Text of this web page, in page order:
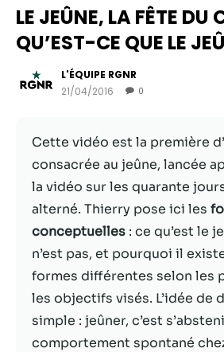
LE JEÛNE, LA FÊTE DU
QU’EST-CE QUE LE
L'ÉQUIPE RGNR
21/04/2016
0
Cette vidéo est la première
consacrée au jeûne, lancée
la vidéo sur les quarante
alterné. Thierry pose ici les
conceptuelles : ce qu’est le
n’est pas, et pourquoi il
formes différentes selon les
les objectifs visés. L’idée de
simple : jeûner, c’est
comportement spontané
du